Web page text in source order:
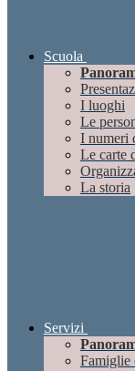
Scuola
I luoghi
Le
I numeri
Le carte
La storia
Servizi
Famiglie